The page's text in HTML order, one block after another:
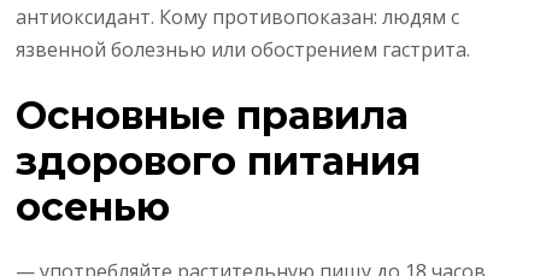
антиоксидант. Кому противопоказан: людям с
язвенной болезнью или обострением гастрита.
Основные правила
здорового питания
осенью